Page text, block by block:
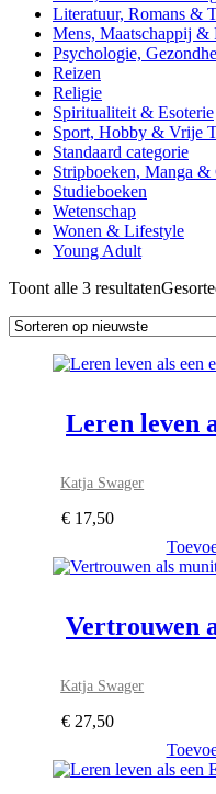
Literatuur, Romans &
Mens, Maatschappij &
Psychologie,
Reizen
Religie
Spiritualiteit & Esoterie
Sport, Hobby & Vrije
Standaard categorie
Stripboeken, Manga
Studieboeken
Wetenschap
Wonen & Lifestyle
Young Adult
Toont alle 3 resultaten
Leren leven
Katja Swager
€ 17,50
Vertrouwen
Katja Swager
€ 27,50